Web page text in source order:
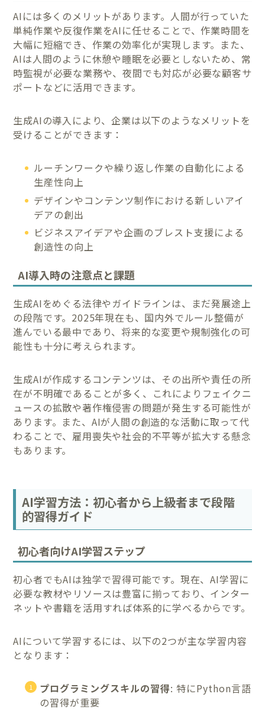
AIには多くのメリットがあります。人間が行っていた
単純作業や反復作業をAIに任せることで、作業時間を
大幅に短縮でき、作業の効率化が実現します。また、
AIは人間のように休憩や睡眠を必要としないため、常
時監視が必要な業務や、夜間でも対応が必要な顧客サ
ポートなどに活用できます。
生成AIの導入により、企業は以下のようなメリットを
受けることができます：
ルーチンワークや繰り返し作業の自動化による
生産性向上
デザインやコンテンツ制作における新しいアイ
デアの創出
ビジネスアイデアや企画のブレスト支援による
創造性の向上
AI導入時の注意点と課題
生成AIをめぐる法律やガイドラインは、まだ発展途上
の段階です。2025年現在も、国内外でルール整備が
進んでいる最中であり、将来的な変更や規制強化の可
能性も十分に考えられます。
生成AIが作成するコンテンツは、その出所や責任の所
在が不明確であることが多く、これによりフェイクニ
ュースの拡散や著作権侵害の問題が発生する可能性が
あります。また、AIが人間の創造的な活動に取って代
わることで、雇用喪失や社会的不平等が拡大する懸念
もあります。
AI学習方法：初心者から上級者まで段階
的習得ガイド
初心者向けAI学習ステップ
初心者でもAIは独学で習得可能です。現在、AI学習に
必要な教材やリソースは豊富に揃っており、インター
ネットや書籍を活用すれば体系的に学べるからです。
AIについて学習するには、以下の2つが主な学習内容
となります：
プログラミングスキルの習得: 特にPython言語
の習得が重要